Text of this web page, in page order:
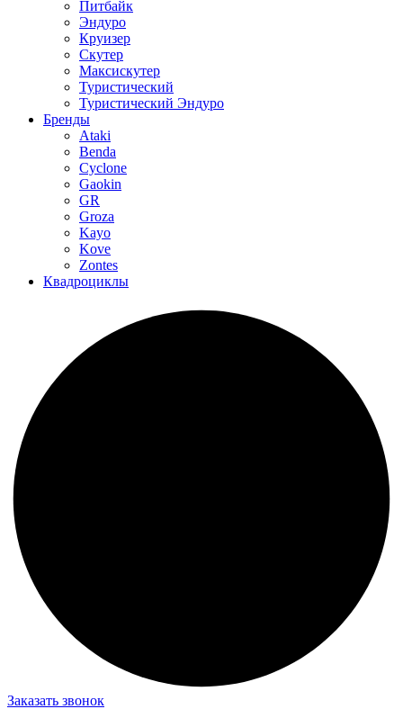
Питбайк
Эндуро
Круизер
Скутер
Максискутер
Туристический
Туристический Эндуро
Бренды
Ataki
Benda
Cyclone
Gaokin
GR
Groza
Kayo
Kove
Zontes
Квадроциклы
Заказать звонок